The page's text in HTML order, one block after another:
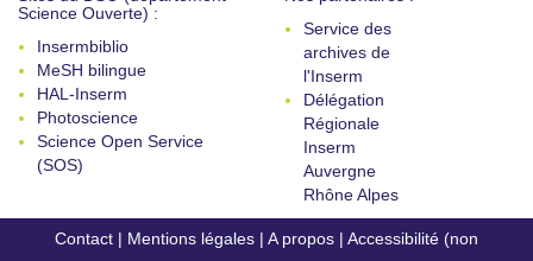
Science Ouverte) :
Insermbiblio
MeSH bilingue
HAL-Inserm
Photoscience
Science Open Service
(SOS)
Service des
archives de
l'Inserm
Délégation
Régionale
Inserm
Auvergne
Rhône Alpes
Contact | Mentions légales | A propos | Accessibilité (non